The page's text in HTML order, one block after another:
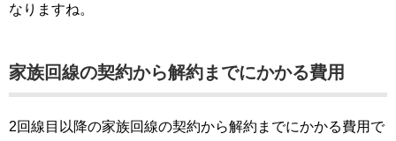
なりますね。
家族回線の契約から解約までにかかる費用
2回線目以降の家族回線の契約から解約までにかかる費用で